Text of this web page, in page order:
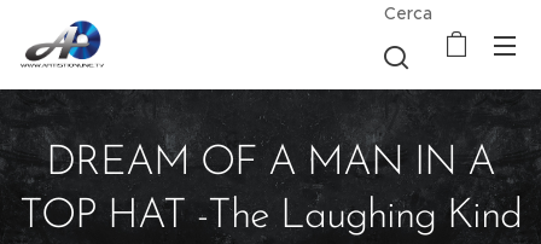
Cerca
DREAM OF A MAN IN A
TOP HAT -The Laughing Kind